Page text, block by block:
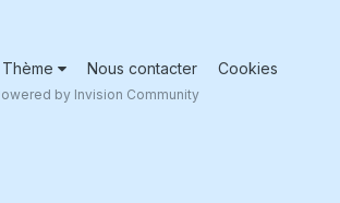
Thème Nous contacter Cookies
by Invision Community